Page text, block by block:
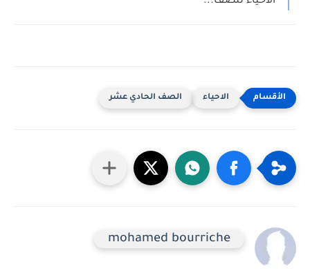
الاحياء الصف الحادي عشر
mohamed bourriche